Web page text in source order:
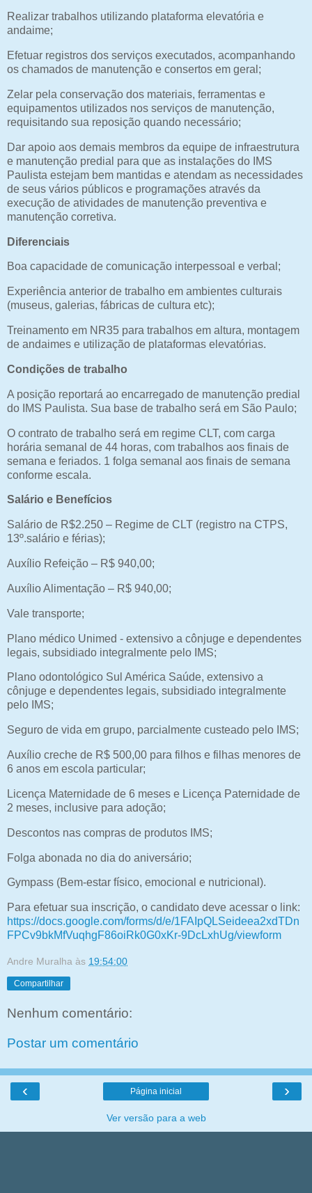
Realizar trabalhos utilizando plataforma elevatória e
andaime;
Efetuar registros dos serviços executados, acompanhando
os chamados de manutenção e consertos em geral;
Zelar pela conservação dos materiais, ferramentas e
equipamentos utilizados nos serviços de manutenção,
requisitando sua reposição quando necessário;
Dar apoio aos demais membros da equipe de infraestrutura
e manutenção predial para que as instalações do IMS
Paulista estejam bem mantidas e atendam as necessidades
de seus vários públicos e programações através da
execução de atividades de manutenção preventiva e
manutenção corretiva.
Diferenciais
Boa capacidade de comunicação interpessoal e verbal;
Experiência anterior de trabalho em ambientes culturais
(museus, galerias, fábricas de cultura etc);
Treinamento em NR35 para trabalhos em altura, montagem
de andaimes e utilização de plataformas elevatórias.
Condições de trabalho
A posição reportará ao encarregado de manutenção predial
do IMS Paulista. Sua base de trabalho será em São Paulo;
O contrato de trabalho será em regime CLT, com carga
horária semanal de 44 horas, com trabalhos aos finais de
semana e feriados. 1 folga semanal aos finais de semana
conforme escala.
Salário e Benefícios
Salário de R$2.250 – Regime de CLT (registro na CTPS,
13º.salário e férias);
Auxílio Refeição – R$ 940,00;
Auxílio Alimentação – R$ 940,00;
Vale transporte;
Plano médico Unimed - extensivo a cônjuge e dependentes
legais, subsidiado integralmente pelo IMS;
Plano odontológico Sul América Saúde, extensivo a
cônjuge e dependentes legais, subsidiado integralmente
pelo IMS;
Seguro de vida em grupo, parcialmente custeado pelo IMS;
Auxílio creche de R$ 500,00 para filhos e filhas menores de
6 anos em escola particular;
Licença Maternidade de 6 meses e Licença Paternidade de
2 meses, inclusive para adoção;
Descontos nas compras de produtos IMS;
Folga abonada no dia do aniversário;
Gympass (Bem-estar físico, emocional e nutricional).
Para efetuar sua inscrição, o candidato deve acessar o link:
https://docs.google.com/forms/d/e/1FAIpQLSeideea2xdTDn
FPCv9bkMfVuqhgF86oiRk0G0xKr-9DcLxhUg/viewform
Andre Muralha às 19:54:00
Compartilhar
Nenhum comentário:
Postar um comentário
‹ ›
Página inicial
Ver versão para a web